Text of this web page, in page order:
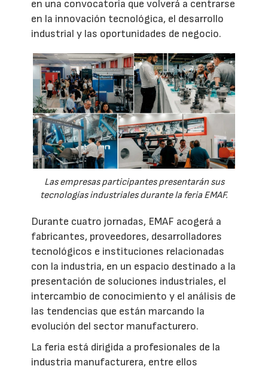
en una convocatoria que volverá a centrarse
en la innovación tecnológica, el desarrollo
industrial y las oportunidades de negocio.
Las empresas participantes presentarán sus
tecnologías industriales durante la feria EMAF.
Durante cuatro jornadas, EMAF acogerá a
fabricantes, proveedores, desarrolladores
tecnológicos e instituciones relacionadas
con la industria, en un espacio destinado a la
presentación de soluciones industriales, el
intercambio de conocimiento y el análisis de
las tendencias que están marcando la
evolución del sector manufacturero.
La feria está dirigida a profesionales de la
industria manufacturera, entre ellos